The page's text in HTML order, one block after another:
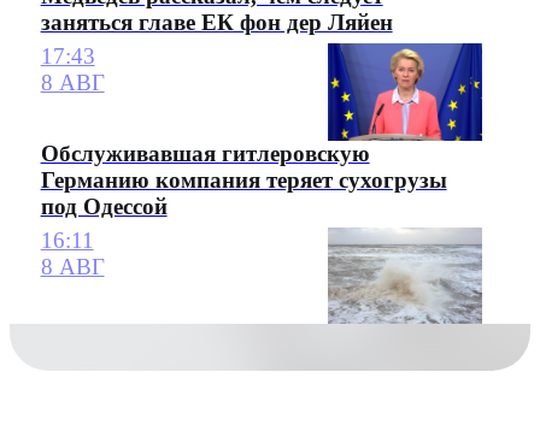
заняться главе ЕК фон дер Ляйен
17:43
8 АВГ
Обслуживавшая гитлеровскую
Германию компания теряет сухогрузы
под Одессой
16:11
8 АВГ